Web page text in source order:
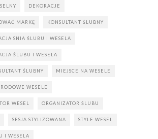
DEKORACJE
MARKĘ KONSULTANT ŚLUBNY
SNIA ŚLUBU I WESELA
ŚLUBU I WESELA
ŚLUBNY MIEJSCE NA WESELE
WESELE
WESEL ORGANIZATOR ŚLUBU
SESJA STYLIZOWANA STYLE WESEL
I WESELA